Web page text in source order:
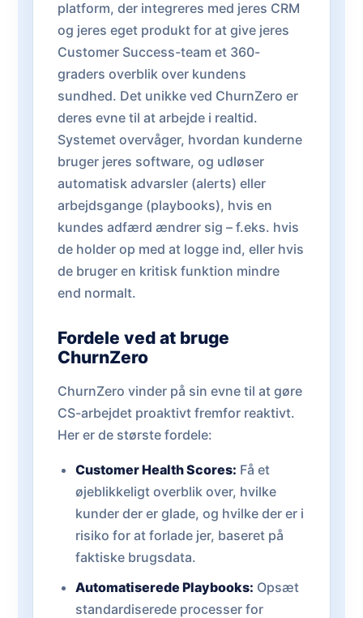
platform, der integreres med jeres CRM
og jeres eget produkt for at give jeres
Customer Success-team et 360-
graders overblik over kundens
sundhed. Det unikke ved ChurnZero er
deres evne til at arbejde i realtid.
Systemet overvåger, hvordan kunderne
bruger jeres software, og udløser
automatisk advarsler (alerts) eller
arbejdsgange (playbooks), hvis en
kundes adfærd ændrer sig – f.eks. hvis
de holder op med at logge ind, eller hvis
de bruger en kritisk funktion mindre
end normalt.
Fordele ved at bruge
ChurnZero
ChurnZero vinder på sin evne til at gøre
CS-arbejdet proaktivt fremfor reaktivt.
Her er de største fordele:
Customer Health Scores: Få et
øjeblikkeligt overblik over, hvilke
kunder der er glade, og hvilke der er i
risiko for at forlade jer, baseret på
faktiske brugsdata.
Automatiserede Playbooks: Opsæt
standardiserede processer for